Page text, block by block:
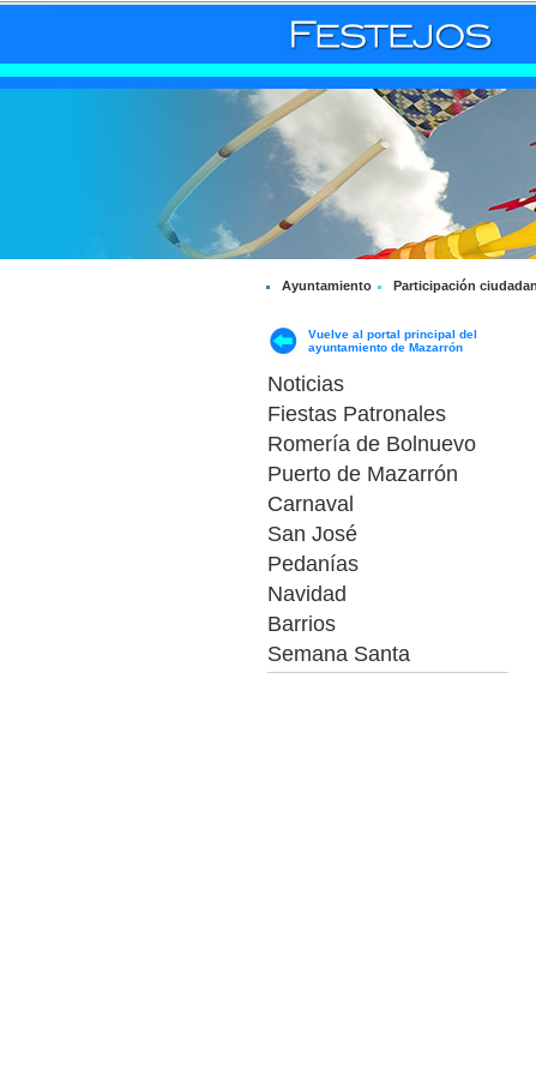
Ayuntamiento Participación
Vuelve al portal principal del
ayuntamiento de Mazarrón
Noticias
Fiestas Patronales
Romería de Bolnuevo
Puerto de Mazarrón
Carnaval
San José
Pedanías
Navidad
Barrios
Semana Santa